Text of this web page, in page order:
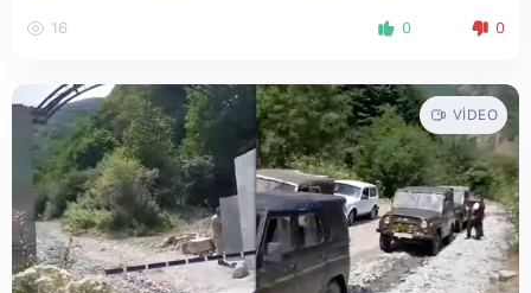
16 0 0
VIDEO